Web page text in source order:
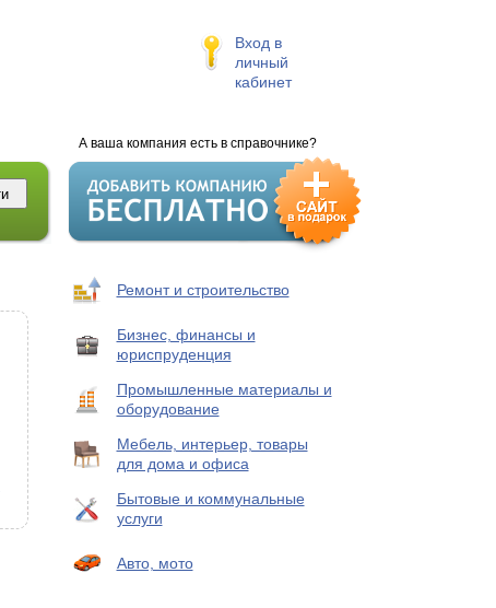
Вход в
личный
кабинет
А ваша компания есть в справочнике?
Ремонт и строительство
Бизнес, финансы и
юриспруденция
Промышленные материалы и
оборудование
Мебель, интерьер, товары
для дома и офиса
Бытовые и коммунальные
услуги
Авто, мото